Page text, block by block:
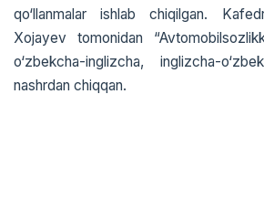
qo‘llanmalar ishlab chiqilgan.
Xojayev tomonidan
o‘zbekcha-inglizcha, inglizcha-
nashrdan chiqqan.